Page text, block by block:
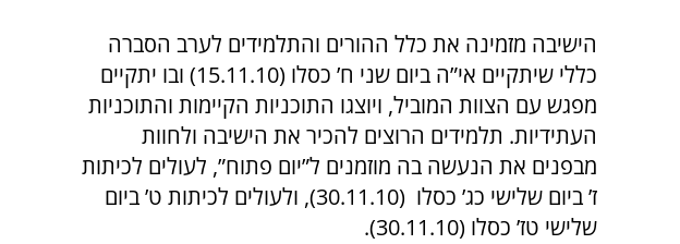
הישיבה מזמינה את כלל ההורים והתלמידים לערב הסברה
כללי שיתקיים אי”ה ביום שני ח’ כסלו (15.11.10) ובו יתקיים
מפגש עם הצוות המוביל, ויוצגו התוכניות הקיימות והתוכניות
העתידיות. תלמידים הרוצים להכיר את הישיבה ולחוות
מבפנים את הנעשה בה מוזמנים ל”יום פתוח”, לעולים לכיתות
ז’ ביום שלישי כג’ כסלו (30.11.10), ולעולים לכיתות ט’ ביום
שלישי טז’ כסלו (30.11.10).